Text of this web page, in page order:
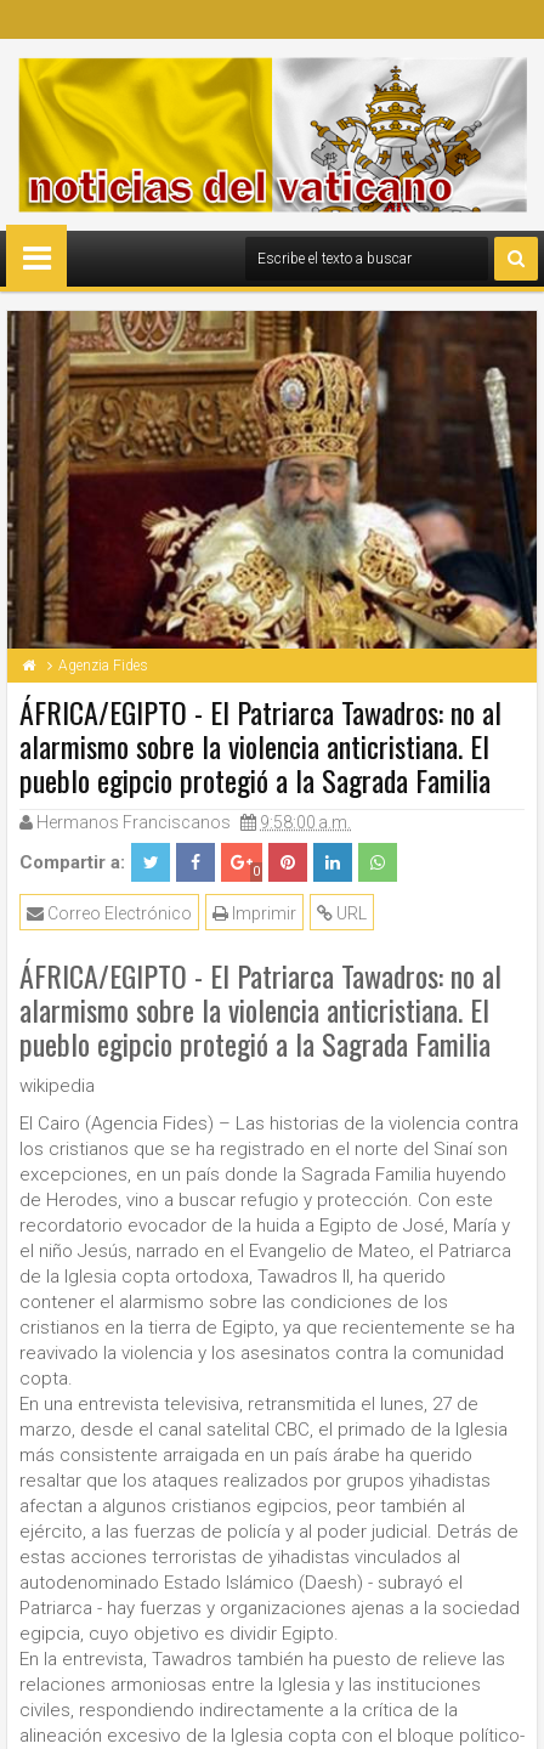
Agenzia Fides
ÁFRICA/EGIPTO - El Patriarca Tawadros: no al
alarmismo sobre la violencia anticristiana. El
pueblo egipcio protegió a la Sagrada Familia
Hermanos Franciscanos 9:58:00 a.m.
Compartir a: 0
URL
Imprimir
Correo Electrónico
ÁFRICA/EGIPTO - El Patriarca Tawadros: no al
alarmismo sobre la violencia anticristiana. El
pueblo egipcio protegió a la Sagrada Familia
wikipedia
El Cairo (Agencia Fides) – Las historias de la violencia contra
los cristianos que se ha registrado en el norte del Sinaí son
excepciones, en un país donde la Sagrada Familia huyendo
de Herodes, vino a buscar refugio y protección. Con este
recordatorio evocador de la huida a Egipto de José, María y
el niño Jesús, narrado en el Evangelio de Mateo, el Patriarca
de la Iglesia copta ortodoxa, Tawadros II, ha querido
contener el alarmismo sobre las condiciones de los
cristianos en la tierra de Egipto, ya que recientemente se ha
reavivado la violencia y los asesinatos contra la comunidad
copta.
En una entrevista televisiva, retransmitida el lunes, 27 de
marzo, desde el canal satelital CBC, el primado de la Iglesia
más consistente arraigada en un país árabe ha querido
resaltar que los ataques realizados por grupos yihadistas
afectan a algunos cristianos egipcios, peor también al
ejército, a las fuerzas de policía y al poder judicial. Detrás de
estas acciones terroristas de yihadistas vinculados al
autodenominado Estado Islámico (Daesh) - subrayó el
Patriarca - hay fuerzas y organizaciones ajenas a la sociedad
egipcia, cuyo objetivo es dividir Egipto.
En la entrevista, Tawadros también ha puesto de relieve las
relaciones armoniosas entre la Iglesia y las instituciones
civiles, respondiendo indirectamente a la crítica de la
alineación excesivo de la Iglesia copta con el bloque político-